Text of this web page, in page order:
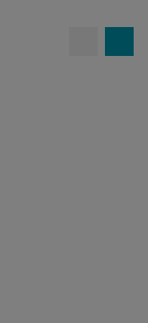
Meer info